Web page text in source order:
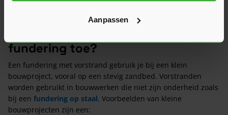
Aanpassen
fundering toe?
Een fundering met vorstrand gebruik je bij een klein
bouwproject, vooral op een stevig zandbed. Vorstranden
worden gebruikt in bouwwerken die niet zijn onderheid zoals
bij een fundering op staal. Voorbeelden van kleine
bouwprojecten zijn een: